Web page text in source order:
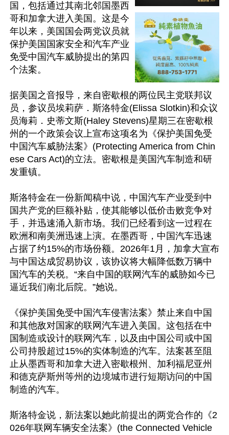
国，包括通过其南北邻国墨西
哥和加拿大进入美国。这是今
年以来，美国国会两党议员就
保护美国国家安全和汽车产业
免受中国汽车威胁提出的第四
个法案。
据美国之音报导，来自密歇根的两位民主党联邦议
员，参议员埃莉萨．斯洛特金(Elissa Slotkin)和众议
员海莉．史蒂文斯(Haley Stevens)星期三在密歇根
州的一个政策会议上宣布这项名为《保护美国免受
中国汽车威胁法案》(Protecting America from Chin
ese Cars Act)的立法。密歇根是美国汽车制造和研
发重镇。
斯洛特金在一份新闻稿中说，中国汽车产业受到中
国共产党的巨额补贴，使其能够以低价击败竞争对
手，并迅速涌入新市场。我们已经看到这一过程在
欧洲和南美洲迅速上演。在墨西哥，中国汽车迅速
占据了约15%的市场份额。2026年1月，加拿大宣布
与中国达成贸易协议，该协议将大幅降低数万辆中
国汽车的关税。“来自中国的联网汽车的威胁如今已
逼近我们南北后院。”她说。
《保护美国免受中国汽车侵害法案》禁止来自中国
和其他敌对国家的联网汽车进入美国。这包括在中
国制造或设计的联网汽车，以及由中国公司或中国
公司持股超过15%的实体制造的汽车。法案甚至阻
止从墨西哥和加拿大进入密歇根州、加利福尼亚州
和德克萨斯州等州的边境城市进行短期访问的中国
制造的汽车。
斯洛特金说，新法案以她此前提出的两党合作的《2
026年联网车辆安全法案》(the Connected Vehicle